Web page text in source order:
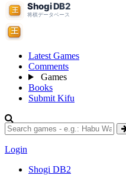
Latest Games
Comments
Games
Books
Submit Kifu
Login
Shogi DB2